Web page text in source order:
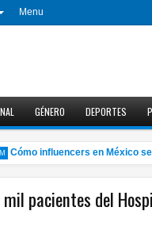
Menu
GÉNERO DEPORTES
influencers en México se
pacientes del